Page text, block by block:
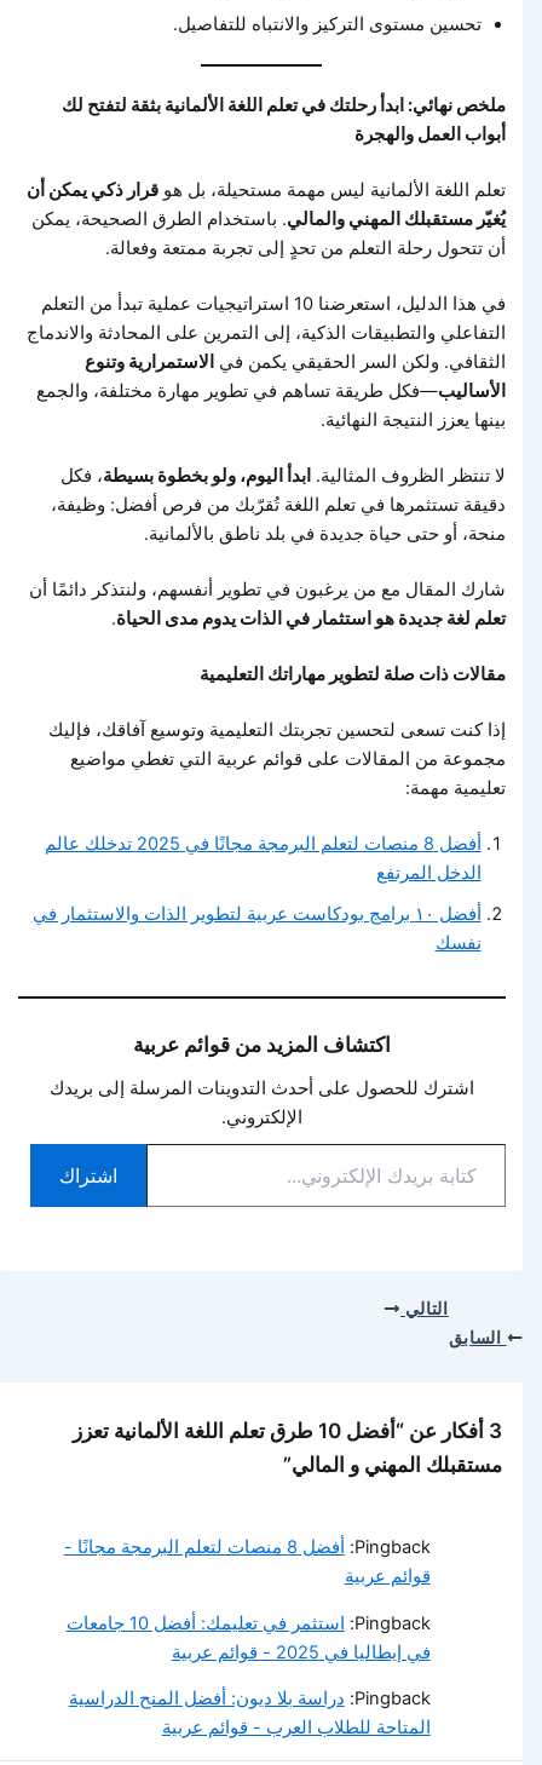
تحسين مستوى التركيز والانتباه للتفاصيل.
ملخص نهائي: ابدأ رحلتك في تعلم اللغة الألمانية بثقة لتفتح لك
أبواب العمل والهجرة
تعلم اللغة الألمانية ليس مهمة مستحيلة، بل هوقرار ذكي يمكن أن
يُغيّر مستقبلك المهني والمالي. باستخدام الطرق الصحيحة، يمكن
أن تتحول رحلة التعلم من تحدٍ إلى تجربة ممتعة وفعالة.
في هذا الدليل، استعرضنا 10 استراتيجيات عملية تبدأ من التعلم
التفاعلي والتطبيقات الذكية، إلى التمرين على المحادثة والاندماج
الثقافي. ولكن السر الحقيقي يكمن فيالاستمرارية وتنوع
الأساليب—فكل طريقة تساهم في تطوير مهارة مختلفة، والجمع
بينها يعزز النتيجة النهائية.
لا تنتظر الظروف المثالية.ابدأ اليوم، ولو بخطوة بسيطة، فكل
دقيقة تستثمرها في تعلم اللغة تُقرّبك من فرص أفضل: وظيفة،
منحة، أو حتى حياة جديدة في بلد ناطق بالألمانية.
شارك المقال مع من يرغبون في تطوير أنفسهم، ولنتذكر دائمًا أن
تعلم لغة جديدة هو استثمار في الذات يدوم مدى الحياة.
مقالات ذات صلة لتطوير مهاراتك التعليمية
إذا كنت تسعى لتحسين تجربتك التعليمية وتوسيع آفاقك، فإليك
مجموعة من المقالات على قوائم عربية التي تغطي مواضيع
تعليمية مهمة:
أفضل 8 منصات لتعلم البرمجة مجانًا في 2025 تدخلك عالم
الدخل المرتفع
أفضل ١٠ برامج بودكاست عربية لتطوير الذات والاستثمار في
نفسك
اكتشاف المزيد من قوائم عربية
اشترك للحصول على أحدث التدوينات المرسلة إلى بريدك
الإلكتروني.
بريدك
الإلكتروني...
اشتراك
السابق
التالي
3 أفكار عن “أفضل 10 طرق تعلم اللغة الألمانية تعزز
مستقبلك المهني و المالي”
Pingback:
أفضل 8 منصات لتعلم البرمجة مجانًا -
قوائم عربية
Pingback:
استثمر في تعليمك: أفضل 10 جامعات
في إيطاليا في 2025 - قوائم عربية
Pingback: دراسة بلا ديون: أفضل المنح الدراسية
المتاحة للطلاب العرب - قوائم عربية